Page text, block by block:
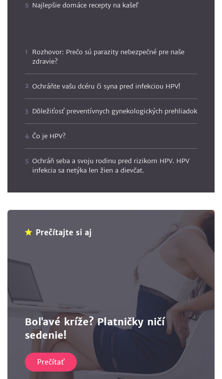
Najlepšie domáce recepty na kašeľ
Rozhovor: Prečo sú parazity nebezpečné pre naše
zdravie?
Ochráňte vašu dcéru či syna pred infekciou HPV!
Dôležiťosť preventívnych gynekologických prehliadok
Čo je HPV?
Ochráň seba a svoju rodinu pred rizikom HPV. HPV
infekcia sa netýka len žien a dievčat.
Prečítajte si aj
Boľavé kríže? Platničky ničí
sedenie!
Prečítať